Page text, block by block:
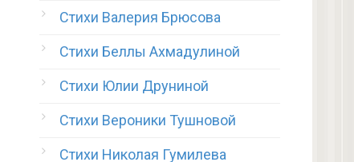
Стихи Валерия Брюсова
Стихи Беллы Ахмадулиной
Стихи Юлии Друниной
Стихи Вероники Тушновой
Стихи Николая Гумилева